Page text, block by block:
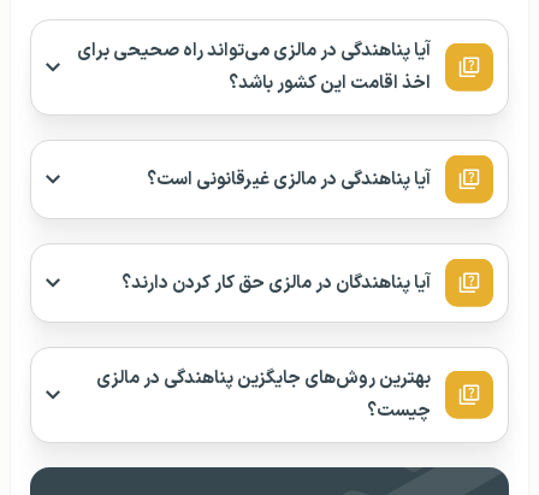
آیا پناهندگی در مالزی می‌تواند راه صحیحی برای
اخذ اقامت این کشور باشد؟
آیا پناهندگی در مالزی غیرقانونی است؟
آیا پناهندگان در مالزی حق کار کردن دارند؟
بهترین روش‌های جایگزین پناهندگی در مالزی
چیست؟